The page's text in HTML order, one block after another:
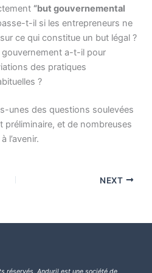
“but gouvernemental
t-il si les entrepreneurs ne
ce qui constitue un but légal ?
gouvernement a-t-il pour
des pratiques
?
unes des questions soulevées
préliminaire, et de nombreuses
l’avenir.
NEXT